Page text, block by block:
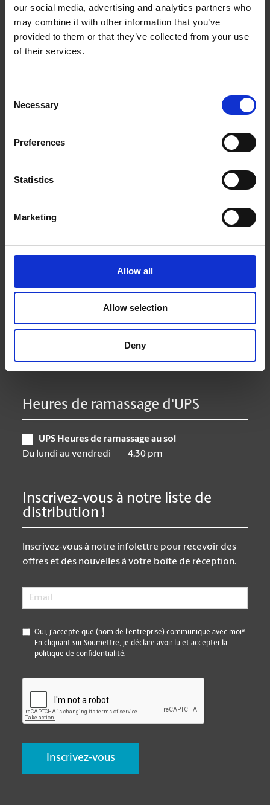
our social media, advertising and analytics partners who
may combine it with other information that you’ve
provided to them or that they’ve collected from your use
of their services.
Selection
Necessary
Preferences
Statistics
Marketing
Allow all
Allow selection
Deny
The UPS Store #419
6556 28th Ave NW
Edmonton Alberta - T6L 6N3
Obtenez l'itinéraire vers notre magasin
store419@theupsstore.ca
Nous suivre
9:00 am - 7:00 pm
Vendredi
9:00 am - 7:00 pm
10:00 am - 5:00 pm
Dimanche
Closed
Heures de ramassage d'UPS
UPS Heures de ramassage au sol
Du lundi au vendredi
4:30 pm
Inscrivez-vous à notre liste de
distribution !
Inscrivez-vous à notre infolettre pour recevoir des
offres et des nouvelles à votre boîte de réception.
Email
*
Oui, j’accepte que (nom de l’entreprise) communique avec moi*.
En cliquant sur Soumettre, je déclare avoir lu et accepter la
politique de confidentialité.